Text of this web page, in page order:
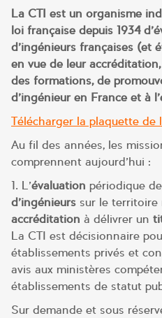
La CTI est un organisme
loi française depuis 1934
d’ingénieurs françaises (et
en vue de leur
des formations, de
d’ingénieur en France et à
Télécharger la plaquette de
Au fil des années, les
comprennent aujourd’hui :
1. L’évaluation périodique
d’ingénieurs sur le territoire
accréditation à délivrer un
La CTI est décisionnaire
établissements privés et
avis aux ministères
établissements de statut
Sur demande et sous